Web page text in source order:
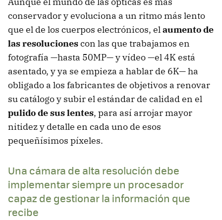
conservador y evoluciona a un ritmo más lento
que el de los cuerpos electrónicos, elaumento de
las resolucionescon las que trabajamos en
fotografía —hasta 50MP— y vídeo —el 4K está
asentado, y ya se empieza a hablar de 6K— ha
obligado a los fabricantes de objetivos a renovar
su catálogo y subir el estándar de calidad en el
pulido de sus lentes, para así arrojar mayor
nitidez y detalle en cada uno de esos
pequeñísimos píxeles.
Una cámara de alta resolución debe
implementar siempre un procesador
capaz de gestionar la información que
recibe